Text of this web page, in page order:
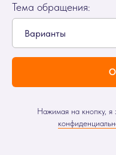
Тема обращения:
Нажимая на кнопку, я